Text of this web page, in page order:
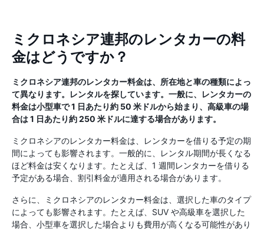
ミクロネシア連邦のレンタカーの料
金はどうですか？
ミクロネシア連邦のレンタカー料金は、所在地と車の種類によっ
て異なります。レンタルを探しています。一般に、レンタカーの
料金は小型車で 1 日あたり約 50 米ドルから始まり、高級車の場
合は 1 日あたり約 250 米ドルに達する場合があります。
ミクロネシアのレンタカー料金は、レンタカーを借りる予定の期
間によっても影響されます。一般的に、レンタル期間が長くなる
ほど料金は安くなります。たとえば、1 週間レンタカーを借りる
予定がある場合、割引料金が適用される場合があります。
さらに、ミクロネシアのレンタカー料金は、選択した車のタイプ
によっても影響されます。たとえば、SUV や高級車を選択した
場合、小型車を選択した場合よりも費用が高くなる可能性があり